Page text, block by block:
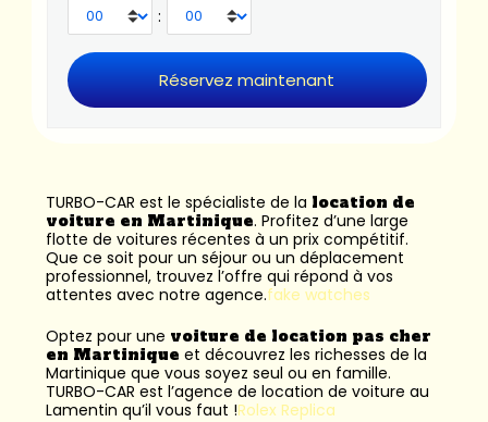
:
TURBO-CAR est le spécialiste de la location de
voiture en Martinique. Profitez d’une large
flotte de voitures récentes à un prix compétitif.
Que ce soit pour un séjour ou un déplacement
professionnel, trouvez l’offre qui répond à vos
attentes avec notre agence.fake watches
Optez pour une voiture de location pas cher
en Martinique et découvrez les richesses de la
Martinique que vous soyez seul ou en famille.
TURBO-CAR est l’agence de location de voiture au
Lamentin qu’il vous faut !Rolex Replica